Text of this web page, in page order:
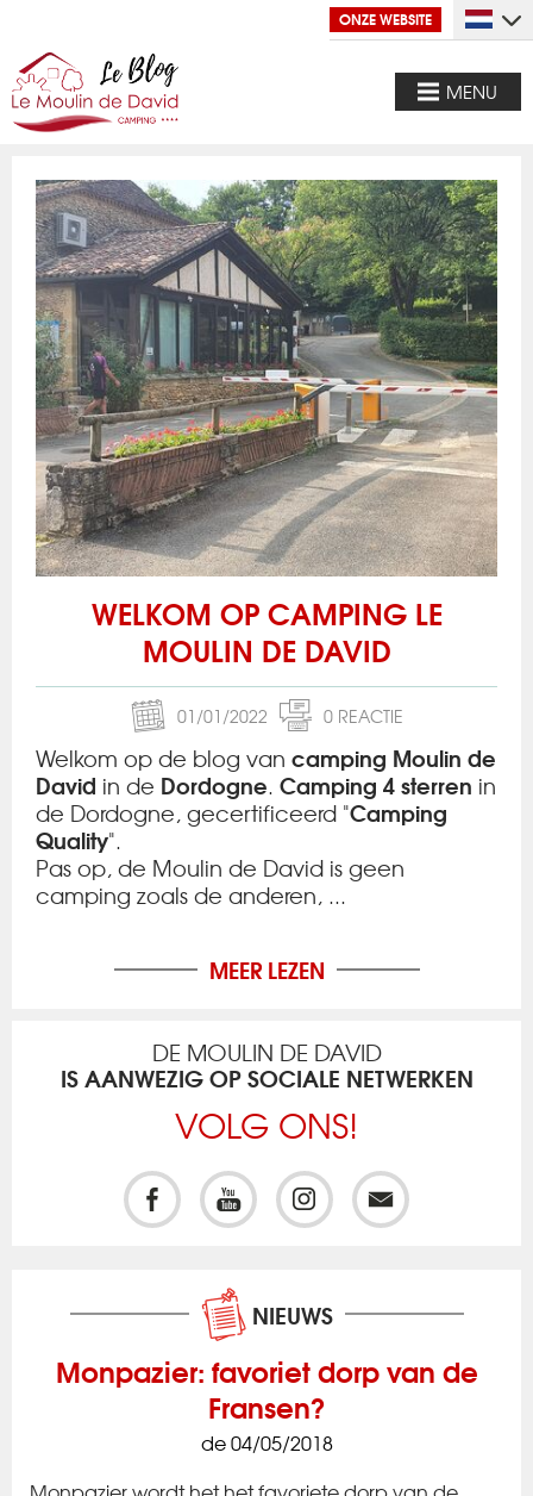
ONZE WEBSITE
MENU
WELKOM OP CAMPING LE
MOULIN DE DAVID
01/01/2022 0 REACTIE
Welkom op de blog van camping Moulin de
David in de Dordogne. Camping 4 sterren in
de Dordogne, gecertificeerd "Camping
Quality".
Pas op, de Moulin de David is geen
camping zoals de anderen, ...
MEER LEZEN
DE MOULIN DE DAVID
IS AANWEZIG OP SOCIALE NETWERKEN
VOLG ONS!
NIEUWS
Monpazier: favoriet dorp van de
Fransen?
de 04/05/2018